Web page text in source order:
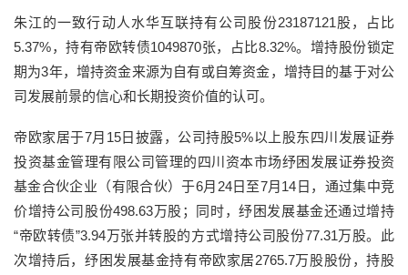
朱江的一致行动人水华互联持有公司股份23187121股，占比
5.37%，持有帝欧转债1049870张，占比8.32%。增持股份锁定
期为3年，增持资金来源为自有或自筹资金，增持目的基于对公
司发展前景的信心和长期投资价值的认可。
帝欧家居于7月15日披露，公司持股5%以上股东四川发展证券
投资基金管理有限公司管理的四川资本市场纾困发展证券投资
基金合伙企业（有限合伙）于6月24日至7月14日，通过集中竞
价增持公司股份498.63万股；同时，纾困发展基金还通过增持
“帝欧转债”3.94万张并转股的方式增持公司股份77.31万股。此
次增持后，纾困发展基金持有帝欧家居2765.7万股股份，持股